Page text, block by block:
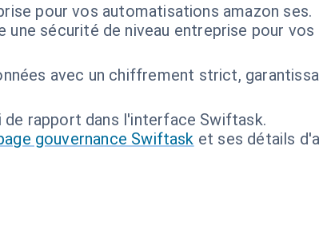
pour vos automatisations amazon ses.
une sécurité de niveau entreprise pour
avec un chiffrement strict,
rapport dans l'interface Swiftask.
gouvernance Swiftask et ses détails